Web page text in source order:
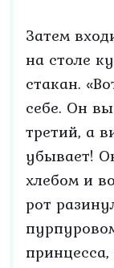
Затем
на столе
стакан.
себе. Он
третий, а
убывает!
хлебом и
рот